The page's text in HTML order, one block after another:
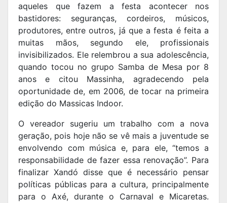
aqueles que fazem a festa acontecer nos
bastidores: seguranças, cordeiros, músicos,
produtores, entre outros, já que a festa é feita a
muitas mãos, segundo ele, profissionais
invisibilizados. Ele relembrou a sua adolescência,
quando tocou no grupo Samba de Mesa por 8
anos e citou Massinha, agradecendo pela
oportunidade de, em 2006, de tocar na primeira
edição do Massicas Indoor.
O vereador sugeriu um trabalho com a nova
geração, pois hoje não se vê mais a juventude se
envolvendo com música e, para ele, “temos a
responsabilidade de fazer essa renovação”. Para
finalizar Xandó disse que é necessário pensar
políticas públicas para a cultura, principalmente
para o Axé, durante o Carnaval e Micaretas.